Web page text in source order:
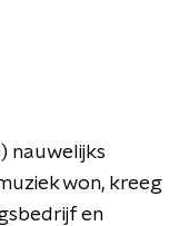
nauwelijks
won, kreeg
en